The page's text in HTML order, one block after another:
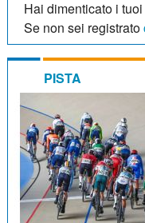
Hai dimenticato i
Se non sei registrato
PISTA